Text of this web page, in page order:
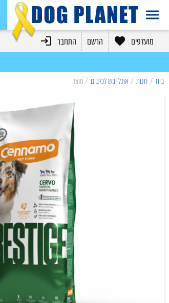
מועדפים הרשם התחבר
בית / חנות / אוכל יבש לכלבים / מוצר